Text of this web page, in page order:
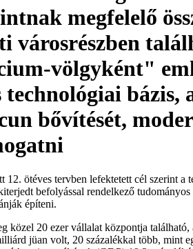
megfelelő
városrészben
völgyként"
bázis,
bővítését,
12. ötéves tervben lefektetett cél szerint a
befolyással rendelkező
építeni.
közel 20 ezer vállalat központja található,
jüan volt, 20 százalékkal több, mint